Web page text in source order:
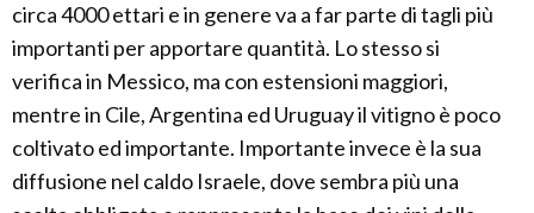
circa 4000 ettari e in genere va a far parte di tagli più
importanti per apportare quantità. Lo stesso si
verifica in Messico, ma con estensioni maggiori,
mentre in Cile, Argentina ed Uruguay il vitigno è poco
coltivato ed importante. Importante invece è la sua
diffusione nel caldo Israele, dove sembra più una